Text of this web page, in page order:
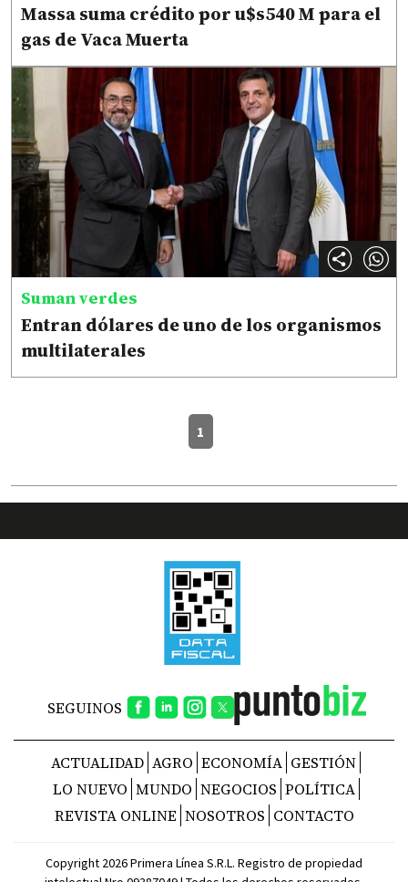
Massa suma crédito por u$s540 M para el
gas de Vaca Muerta
Suman verdes
Entran dólares de uno de los organismos
multilaterales
1
SEGUINOS
ACTUALIDAD AGRO ECONOMÍA GESTIÓN
LO NUEVO MUNDO NEGOCIOS POLÍTICA
REVISTA ONLINE NOSOTROS CONTACTO
Copyright 2026 Primera Línea S.R.L. Registro de propiedad